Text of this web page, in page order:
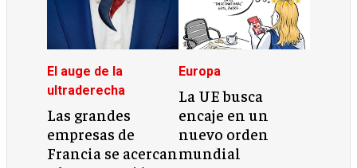
El auge de la
ultraderecha
Las grandes
empresas de
Francia se acercan
Europa
La UE busca
encaje en un
nuevo orden
mundial